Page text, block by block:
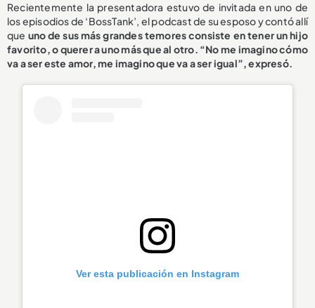
Recientemente la presentadora estuvo de invitada en uno de
los episodios de ‘BossTank’, el podcast de su esposo y contó allí
que uno de sus más grandes temores consiste en tener un hijo
favorito, o querer a uno más que al otro. “No me imagino cómo
va a ser este amor, me imagino que va a ser igual”, expresó.
Ver esta publicación en Instagram